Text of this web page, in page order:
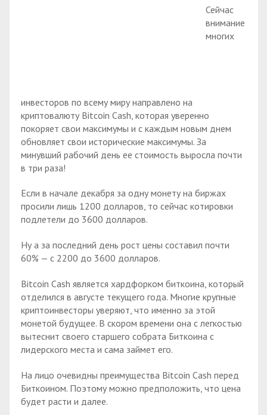
Сейчас
внимание
многих
инвесторов по всему миру направлено на
криптовалюту Bitcoin Cash, которая уверенно
покоряет свои максимумы и с каждым новым днем
обновляет свои исторические максимумы. За
минувший рабочий день ее стоимость выросла почти
в три раза!
Если в начале декабря за одну монету на биржах
просили лишь 1200 долларов, то сейчас котировки
подлетели до 3600 долларов.
Ну а за последний день рост цены составил почти
60% — с 2200 до 3600 долларов.
Bitcoin Cash является хардфорком биткоина, который
отделился в августе текущего года. Многие крупные
криптоинвесторы уверяют, что именно за этой
монетой будущее. В скором времени она с легкостью
вытеснит своего старшего собрата Биткоина с
лидерского места и сама займет его.
На лицо очевидны преимущества Bitcoin Cash перед
Биткоином. Поэтому можно предположить, что цена
будет расти и далее.